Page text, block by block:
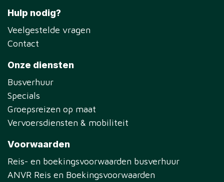
Hulp nodig?
Veelgestelde vragen
Contact
Onze diensten
Busverhuur
Specials
Groepsreizen op maat
Vervoersdiensten & mobiliteit
Voorwaarden
Reis- en boekingsvoorwaarden busverhuur
ANVR Reis en Boekingsvoorwaarden